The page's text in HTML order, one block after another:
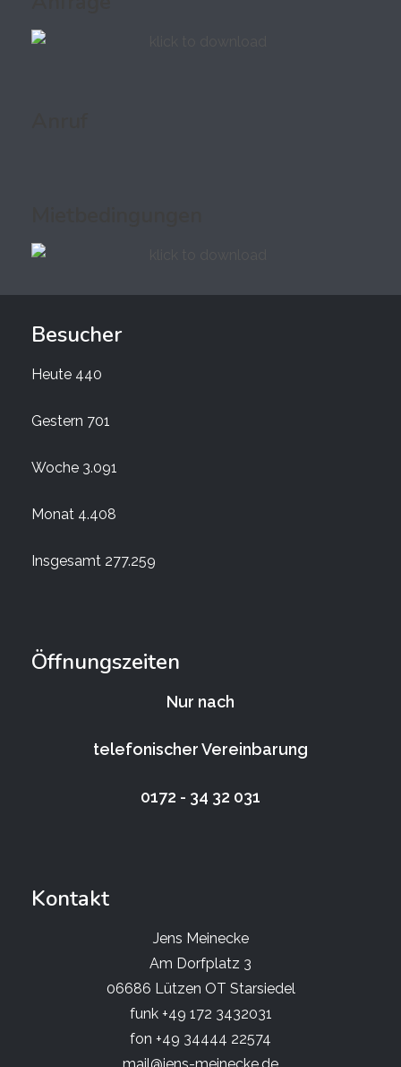
Besucher
Heute 440
Gestern 701
Woche 3.091
Monat 4.408
Insgesamt 277.259
Öffnungszeiten
Nur nach
telefonischer Vereinbarung
0172 - 34 32 031
Kontakt
Jens Meinecke
Am Dorfplatz 3
06686 Lützen OT Starsiedel
funk +49 172 3432031
fon +49 34444 22574
mail@jens-meinecke.de